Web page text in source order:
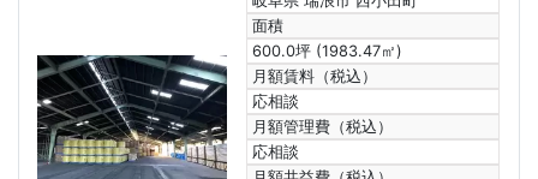
面積
600.0坪 (1983.47㎡)
月額賃料（税込）
応相談
月額管理費（税込）
応相談